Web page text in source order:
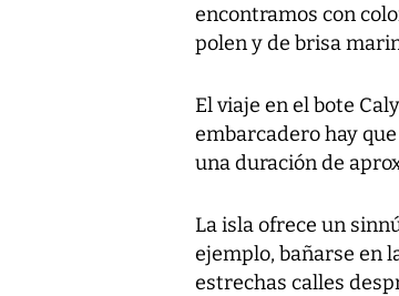
encontramos con
polen y de brisa
El viaje en el bote
embarcadero hay
una duración de
La isla ofrece un
ejemplo, bañarse en
estrechas calles